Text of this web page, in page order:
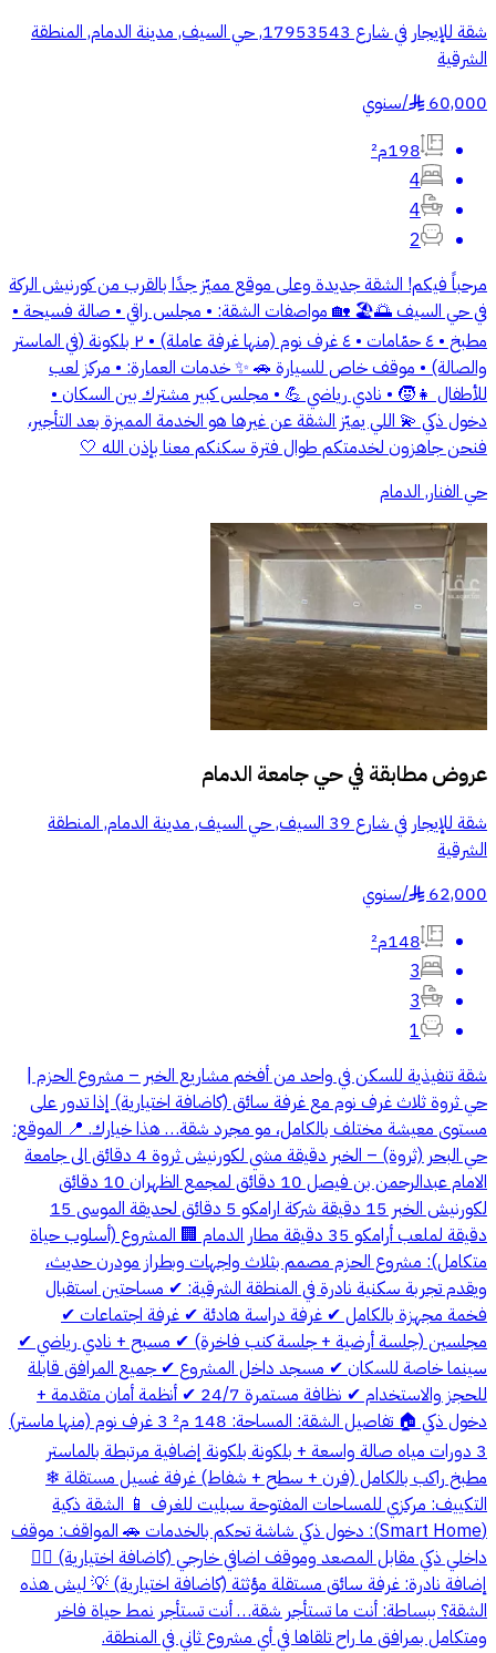
شقة للإيجار في شارع 17953543, حي السيف, مدينة الدمام, المنطقة
الشرقية
60,000
§
/سنوي
198م²
4
4
2
مرحباً فيكم! الشقة جديدة وعلى موقع مميّز جدًا بالقرب من كورنيش الركة
في حي السيف 🌅🏖️ 🏡 مواصفات الشقة: • مجلس راقي • صالة فسيحة •
مطبخ • ٤ حمّامات • ٤ غرف نوم (منها غرفة عاملة) • ٢ بلكونة (في الماستر
والصالة) • موقف خاص للسيارة 🚗 ✨ خدمات العمارة: • مركز لعب
للأطفال 👧🧒 • نادي رياضي 💪 • مجلس كبير مشترك بين السكان •
دخول ذكي 💫 اللي يميّز الشقة عن غيرها هو الخدمة المميزة بعد التأجير،
فنحن جاهزون لخدمتكم طوال فترة سكنكم معنا بإذن الله 🤍
حي الفنار, الدمام
عروض مطابقة فيحي جامعة الدمام
شقة للإيجار في شارع 39 السيف, حي السيف, مدينة الدمام, المنطقة
الشرقية
62,000
§
/سنوي
148م²
3
3
1
شقة تنفيذية للسكن في واحد من أفخم مشاريع الخبر – مشروع الحزم |
حي ثروة ثلاث غرف نوم مع غرفة سائق (كاضافة اختيارية) إذا تدور على
مستوى معيشة مختلف بالكامل، مو مجرد شقة… هذا خيارك. 📍 الموقع:
حي البحر (ثروة) – الخبر دقيقة مشي لكورنيش ثروة 4 دقائق الى جامعة
الامام عبدالرحمن بن فيصل 10 دقائق لمجمع الظهران 10 دقائق
لكورنيش الخبر 15 دقيقة شركة ارامكو 5 دقائق لحديقة الموسى 15
دقيقة لملعب أرامكو 35 دقيقة مطار الدمام 🏢 المشروع (أسلوب حياة
متكامل): مشروع الحزم مصمم بثلاث واجهات وبطراز مودرن حديث،
ويقدم تجربة سكنية نادرة في المنطقة الشرقية: ✔ مساحتين استقبال
فخمة مجهزة بالكامل ✔ غرفة دراسة هادئة ✔ غرفة اجتماعات ✔
مجلسين (جلسة أرضية + جلسة كنب فاخرة) ✔ مسبح + نادي رياضي ✔
سينما خاصة للسكان ✔ مسجد داخل المشروع ✔ جميع المرافق قابلة
للحجز والاستخدام ✔ نظافة مستمرة 24/7 ✔ أنظمة أمان متقدمة +
دخول ذكي 🏠 تفاصيل الشقة: المساحة: 148 م² 3 غرف نوم (منها ماستر)
3 دورات مياه صالة واسعة + بلكونة بلكونة إضافية مرتبطة بالماستر
مطبخ راكب بالكامل (فرن + سطح + شفاط) غرفة غسيل مستقلة ❄
التكييف: مركزي للمساحات المفتوحة سبليت للغرف 📱 الشقة ذكية
(Smart Home): دخول ذكي شاشة تحكم بالخدمات 🚗 المواقف: موقف
داخلي ذكي مقابل المصعد وموقف اضافي خارجي (كاضافة اختيارية) 👨‍✈️
إضافة نادرة: غرفة سائق مستقلة مؤثثة (كاضافة اختيارية) 💡 ليش هذه
الشقة؟ ببساطة: أنت ما تستأجر شقة… أنت تستأجر نمط حياة فاخر
ومتكامل بمرافق ما راح تلقاها في أي مشروع ثاني في المنطقة.